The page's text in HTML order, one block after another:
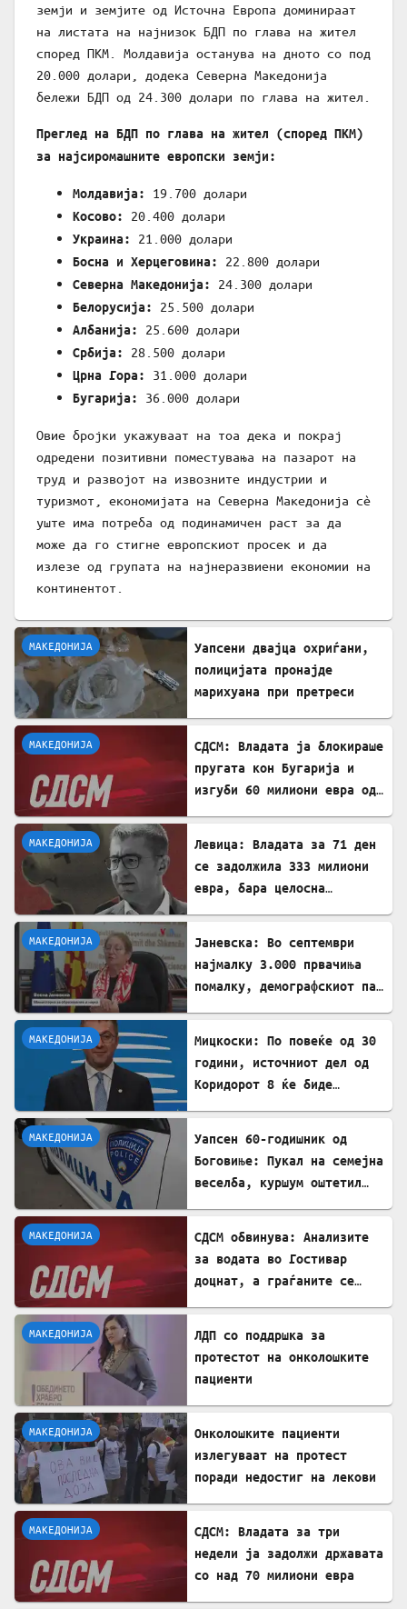
земји и земјите од Источна Европа доминираат
на листата на најнизок БДП по глава на жител
според ПКМ. Молдавија останува на дното со под
20.000 долари, додека Северна Македонија
бележи БДП од 24.300 долари по глава на жител.
Преглед на БДП по глава на жител (според ПКМ)
за најсиромашните европски земји:
Молдавија: 19.700 долари
Косово: 20.400 долари
Украина: 21.000 долари
Босна и Херцеговина: 22.800 долари
Северна Македонија: 24.300 долари
Белорусија: 25.500 долари
Албанија: 25.600 долари
Србија: 28.500 долари
Црна Гора: 31.000 долари
Бугарија: 36.000 долари
Овие бројки укажуваат на тоа дека и покрај
одредени позитивни поместувања на пазарот на
труд и развојот на извозните индустрии и
туризмот, економијата на Северна Македонија сè
уште има потреба од подинамичен раст за да
може да го стигне европскиот просек и да
излезе од групата на најнеразвиени економии на
континентот.
МАКЕДОНИЈА
Уапсени двајца охриѓани,
полицијата пронајде
марихуана при претреси
МАКЕДОНИЈА
СДСМ: Владата ја блокираше
пругата кон Бугарија и
изгуби 60 милиони евра од
МАКЕДОНИЈА
Левица: Владата за 71 ден
се задолжила 333 милиони
евра, бара целосна
МАКЕДОНИЈА
Јаневска: Во септември
најмалку 3.000 првачиња
помалку, демографскиот пад
МАКЕДОНИЈА
Мицкоски: По повеќе од 30
години, источниот дел од
Коридорот 8 ќе биде
МАКЕДОНИЈА
Уапсен 60-годишник од
Боговиње: Пукал на семејна
веселба, куршум оштетил
МАКЕДОНИЈА
СДСМ обвинува: Анализите
за водата во Гостивар
доцнат, а граѓаните се
МАКЕДОНИЈА
ЛДП со поддршка за
протестот на онколошките
пациенти
МАКЕДОНИЈА
Онколошките пациенти
излегуваат на протест
поради недостиг на лекови
МАКЕДОНИЈА
СДСМ: Владата за три
недели ја задолжи државата
со над 70 милиони евра